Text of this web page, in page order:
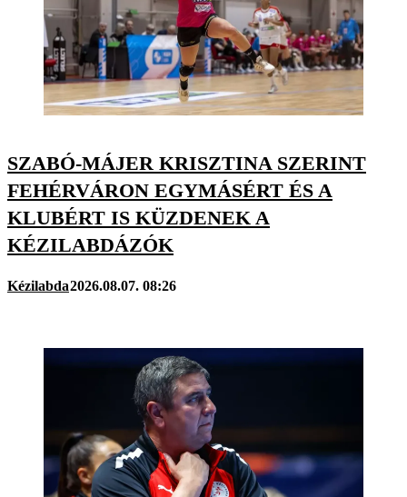
SZABÓ-MÁJER KRISZTINA SZERINT
FEHÉRVÁRON EGYMÁSÉRT ÉS A
KLUBÉRT IS KÜZDENEK A
KÉZILABDÁZÓK
Kézilabda2026.08.07. 08:26